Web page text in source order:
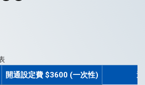
開通設定費 $3600 (一次性)